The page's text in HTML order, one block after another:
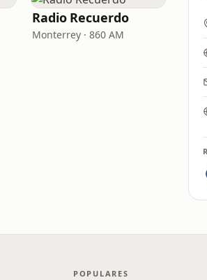
Radio Recuerdo
Monterrey · 860 AM
POPULARES